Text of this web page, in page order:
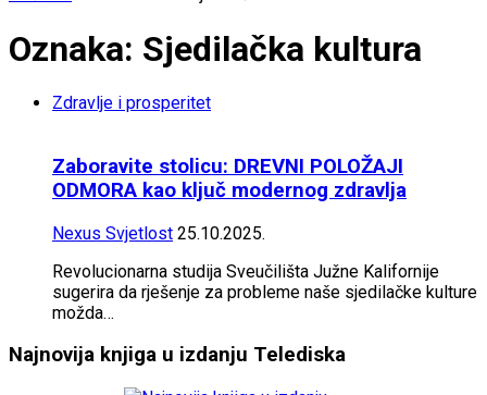
Oznaka: Sjedilačka kultura
Zdravlje i prosperitet
Zaboravite stolicu: DREVNI POLOŽAJI
ODMORA kao ključ modernog zdravlja
Nexus Svjetlost 25.10.2025.
Revolucionarna studija Sveučilišta Južne Kalifornije
sugerira da rješenje za probleme naše sjedilačke kulture
možda…
Najnovija knjiga u izdanju Telediska